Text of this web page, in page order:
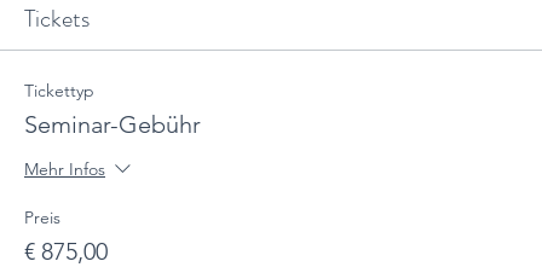
Tickets
Tickettyp
Seminar-Gebühr
Mehr Infos
Preis
€ 875,00